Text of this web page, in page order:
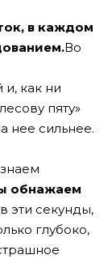
в каждом
Во
и, как ни
пяту»
нее сильнее.
обнажаем
эти секунды,
глубоко,